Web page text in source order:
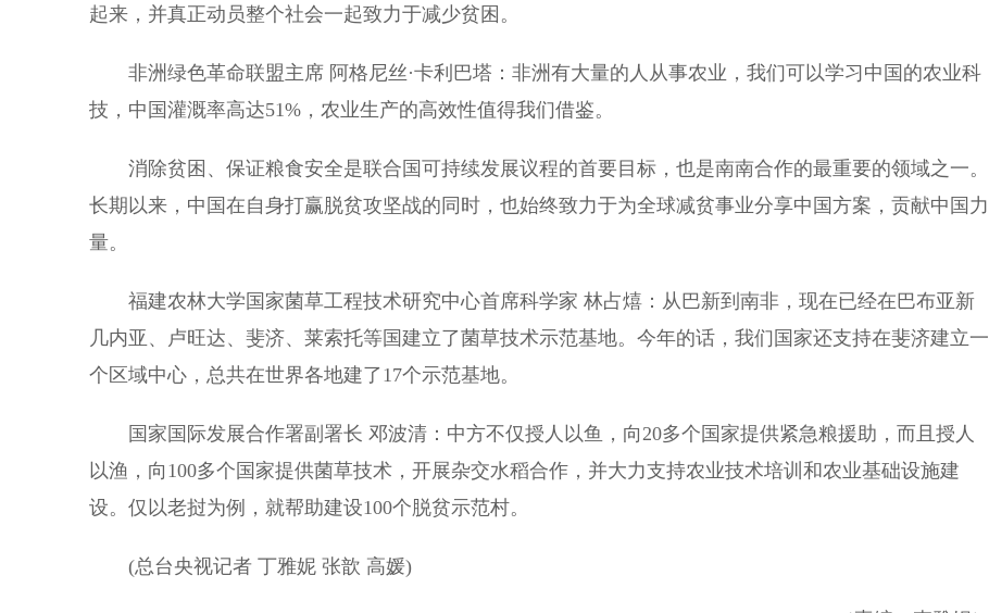
起来，并真正动员整个社会一起致力于减少贫困。
非洲绿色革命联盟主席 阿格尼丝·卡利巴塔：非洲有大量的人从事农业，我们可以学习中国的农业科
技，中国灌溉率高达51%，农业生产的高效性值得我们借鉴。
消除贫困、保证粮食安全是联合国可持续发展议程的首要目标，也是南南合作的最重要的领域之一。
长期以来，中国在自身打赢脱贫攻坚战的同时，也始终致力于为全球减贫事业分享中国方案，贡献中国力
量。
福建农林大学国家菌草工程技术研究中心首席科学家 林占熺：从巴新到南非，现在已经在巴布亚新
几内亚、卢旺达、斐济、莱索托等国建立了菌草技术示范基地。今年的话，我们国家还支持在斐济建立一
个区域中心，总共在世界各地建了17个示范基地。
国家国际发展合作署副署长 邓波清：中方不仅授人以鱼，向20多个国家提供紧急粮援助，而且授人
以渔，向100多个国家提供菌草技术，开展杂交水稻合作，并大力支持农业技术培训和农业基础设施建
设。仅以老挝为例，就帮助建设100个脱贫示范村。
(总台央视记者 丁雅妮 张歆 高媛)